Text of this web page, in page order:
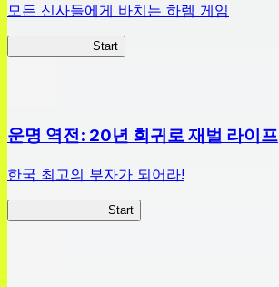
모든 신사들에게 바치는 하렘 게임
Start
운명 역전: 20년 회귀로 재벌 라이프
한국 최고의 부자가 되어라!
Start